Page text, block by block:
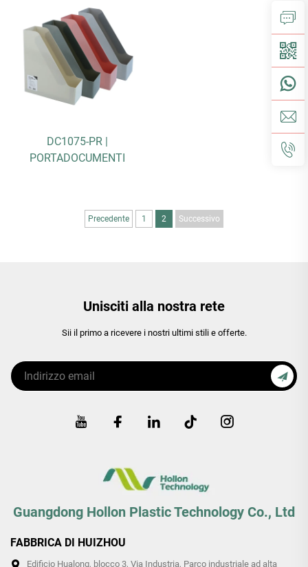
DC1075-PR |
PORTADOCUMENTI
Precedente 1 2 Successivo
Unisciti alla nostra rete
Sii il primo a ricevere i nostri ultimi stili e offerte.
Guangdong Hollon Plastic Technology Co., Ltd
FABBRICA DI HUIZHOU
Edificio Hualong, blocco 3, Via Industria, Parco industriale ad alta